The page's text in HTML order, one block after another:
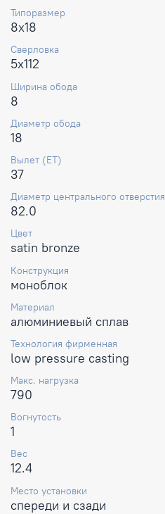
Типоразмер
8x18
Сверловка
5x112
Ширина обода
8
Диаметр обода
18
Вылет (ET)
37
Диаметр центрального отверстия
82.0
Цвет
satin bronze
Конструкция
моноблок
Материал
алюминиевый сплав
Технология фирменная
low pressure casting
Макс. нагрузка
790
Вогнутость
1
Вес
12.4
Место установки
спереди и сзади